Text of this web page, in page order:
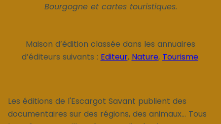
Bourgogne et cartes touristiques.
Maison d’édition classée dans les annuaires
d’éditeurs suivants : Editeur, Nature, Tourisme.
Les éditions de l'Escargot Savant publient des
documentaires sur des régions, des animaux... Tous